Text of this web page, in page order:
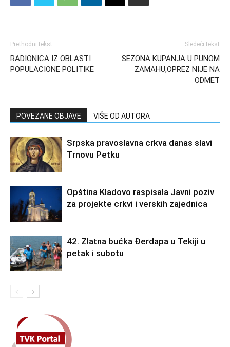
Prethodni tekst
RADIONICA IZ OBLASTI
POPULACIONE POLITIKE
Sledeći tekst
SEZONA KUPANJA U PUNOM
ZAMAHU,OPREZ NIJE NA
ODMET
POVEZANE OBJAVE VIŠE OD AUTORA
Srpska pravoslavna crkva danas slavi
Trnovu Petku
Opština Kladovo raspisala Javni poziv
za projekte crkvi i verskih zajednica
42. Zlatna bućka Đerdapa u Tekiji u
petak i subotu